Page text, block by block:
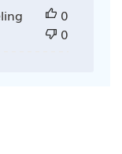
0
0